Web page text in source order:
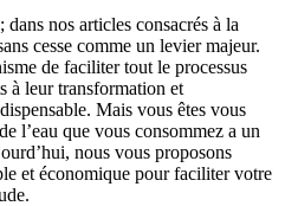
nos articles consacrés à la
cesse comme un levier majeur.
de faciliter tout le processus
à leur transformation et
Mais vous êtes vous
l’eau que vous consommez a un
nous vous proposons
et économique pour faciliter votre